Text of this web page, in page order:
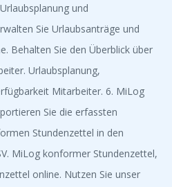
und
Sie Urlaubsanträge und
Behalten Sie den Überblick über
Urlaubsplanung,
Mitarbeiter. 6. MiLog
Sie die erfassten
Stundenzettel in den
MiLog konformer Stundenzettel,
online. Nutzen Sie unser